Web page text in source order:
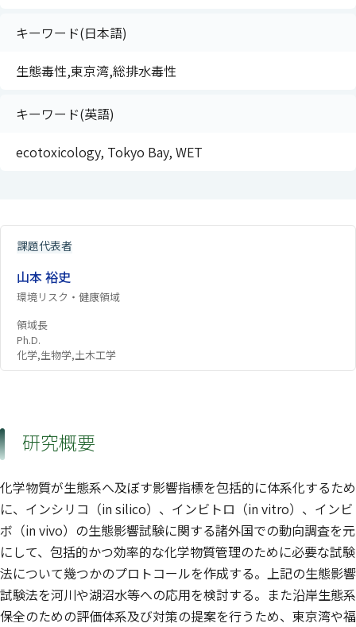
キーワード(日本語)
生態毒性,東京湾,総排水毒性
キーワード(英語)
ecotoxicology, Tokyo Bay, WET
課題代表者
山本 裕史
環境リスク・健康領域
領域長
Ph.D.
化学,生物学,土木工学
研究概要
化学物質が生態系へ及ぼす影響指標を包括的に体系化するため
に、インシリコ（in silico）、インビトロ（in vitro）、インビ
ボ（in vivo）の生態影響試験に関する諸外国での動向調査を元
にして、包括的かつ効率的な化学物質管理のために必要な試験
法について幾つかのプロトコールを作成する。上記の生態影響
試験法を河川や湖沼水等への応用を検討する。また沿岸生態系
保全のための評価体系及び対策の提案を行うため、東京湾や福